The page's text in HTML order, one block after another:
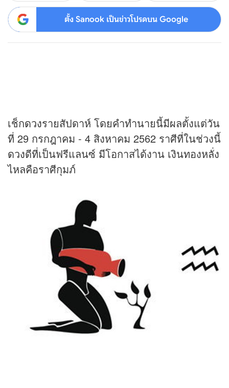
ตั้ง Sanook เป็นข่าวโปรดบน Google
เช็กดวงรายสัปดาห์ โดยคำทำนายนี้มีผลตั้งแต่วัน
ที่ 29 กรกฎาคม - 4 สิงหาคม 2562 ราศีที่ในช่วงนี้
ดวงดีที่เป็นฟรีแลนซ์ มีโอกาสได้งาน เงินทองหลั่ง
ไหลคือราศีกุมภ์